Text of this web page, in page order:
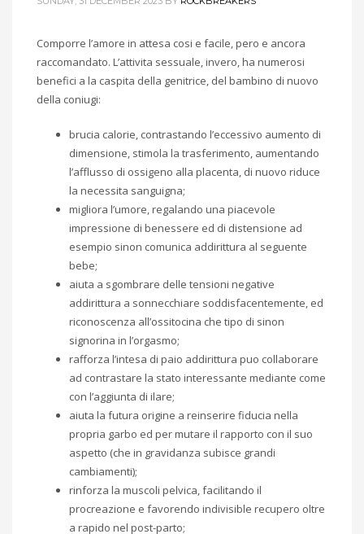
Comporre l’amore in attesa cosi e facile, pero e ancora
raccomandato. L’attivita sessuale, invero, ha numerosi
benefici a la caspita della genitrice, del bambino di nuovo
della coniugi:
brucia calorie, contrastando l’eccessivo aumento di
dimensione, stimola la trasferimento, aumentando
l’afflusso di ossigeno alla placenta, di nuovo riduce
la necessita sanguigna;
migliora l’umore, regalando una piacevole
impressione di benessere ed di distensione ad
esempio sinon comunica addirittura al seguente
bebe;
aiuta a sgombrare delle tensioni negative
addirittura a sonnecchiare soddisfacentemente, ed
riconoscenza all’ossitocina che tipo di sinon
signorina in l’orgasmo;
rafforza l’intesa di paio addirittura puo collaborare
ad contrastare la stato interessante mediante come
con l’aggiunta di ilare;
aiuta la futura origine a reinserire fiducia nella
propria garbo ed per mutare il rapporto con il suo
aspetto (che in gravidanza subisce grandi
cambiamenti);
rinforza la muscoli pelvica, facilitando il
procreazione e favorendo indivisible recupero oltre
a rapido nel post-parto;